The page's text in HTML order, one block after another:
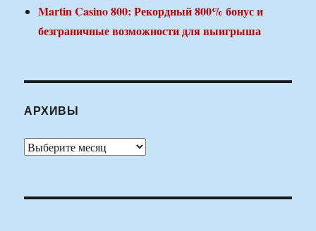
Martin Casino 800: Рекордный 800% бонус и
безграничные возможности для выигрыша
АРХИВЫ
Архивы